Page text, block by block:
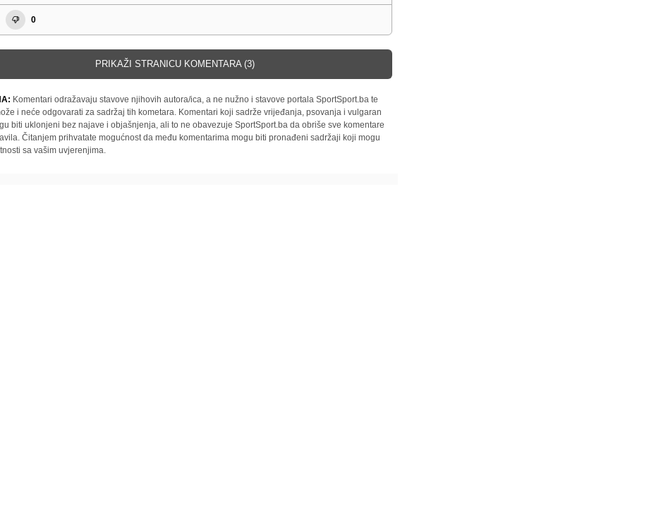
0
PRIKAŽI STRANICU KOMENTARA (3)
Komentari odražavaju stavove njihovih autora/ica, a ne nužno i stavove portala SportSport.ba te
i neće odgovarati za sadržaj tih kometara. Komentari koji sadrže vrijeđanja, psovanja i vulgaran
biti uklonjeni bez najave i objašnjenja, ali to ne obavezuje SportSport.ba da obriše sve komentare
Čitanjem prihvatate mogućnost da među komentarima mogu biti pronađeni sadržaji koji mogu
sa vašim uvjerenjima.